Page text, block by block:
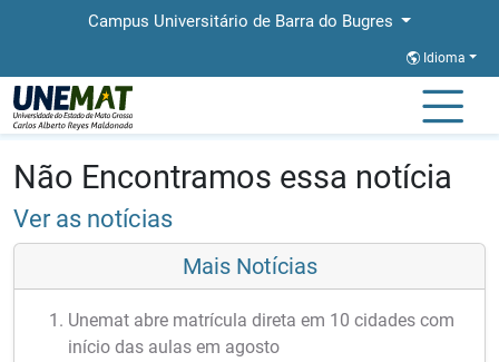
Campus Universitário de Barra do Bugres
Idioma
Página Inicial
Não Encontramos essa notícia
Ver as notícias
Mais Notícias
Unemat abre matrícula direta em 10 cidades com
início das aulas em agosto